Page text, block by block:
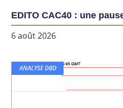
EDITO CAC40 : une
6 août 2026
ANALYSE DBD